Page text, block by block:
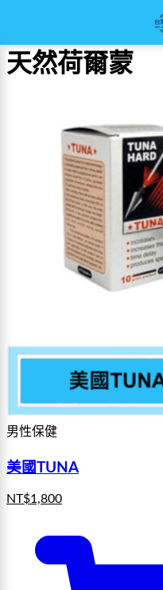
天然荷爾蒙
男性保健
美國TUNA
NT$1,800